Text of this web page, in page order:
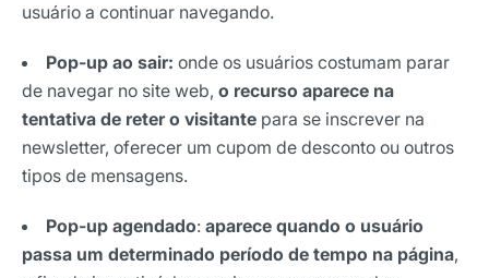
usuário a continuar navegando.
Pop-up ao sair: onde os usuários costumam parar
de navegar no site web, o recurso aparece na
tentativa de reter o visitante para se inscrever na
newsletter, oferecer um cupom de desconto ou outros
tipos de mensagens.
Pop-up agendado: aparece quando o usuário
passa um determinado período de tempo na página,